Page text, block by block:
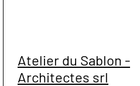
Atelier du Sablon -
Architectes srl